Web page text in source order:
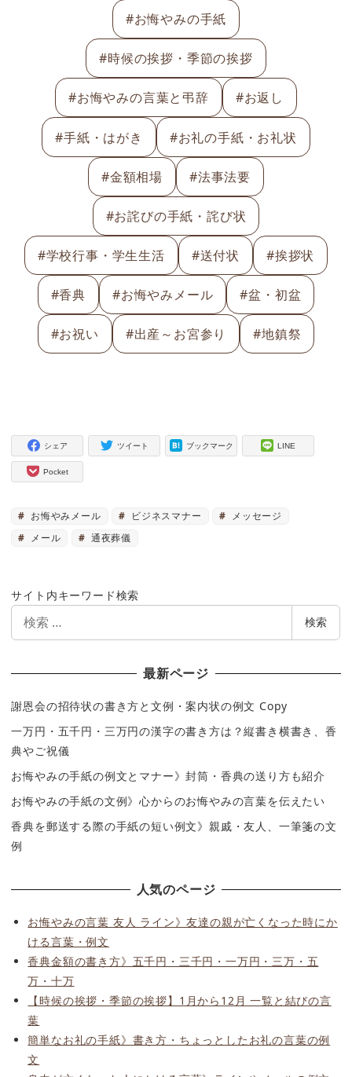
#お悔やみの手紙
#時候の挨拶・季節の挨拶
#お悔やみの言葉と弔辞 #お返し
#手紙・はがき #お礼の手紙・お礼状
#金額相場 #法事法要
#お詫びの手紙・詫び状
#学校行事・学生生活 #送付状 #挨拶状
#香典 #お悔やみメール #盆・初盆
#お祝い #出産～お宮参り #地鎮祭
シェア ツイート ブックマーク LINE
Pocket
お悔やみメール ビジネスマナー
メッセージ
メール
通夜葬儀
サイト内キーワード検索
索
検索
最新ページ
謝恩会の招待状の書き方と文例・案内状の例文 Copy
一万円・五千円・三万円の漢字の書き方は？縦書き横書き、香
典やご祝儀
お悔やみの手紙の例文とマナー》封筒・香典の送り方も紹介
お悔やみの手紙の文例》心からのお悔やみの言葉を伝えたい
香典を郵送する際の手紙の短い例文》親戚・友人、一筆箋の文
例
人気のページ
お悔やみの言葉 友人 ライン》友達の親が亡くなった時にか
ける言葉・例文
香典金額の書き方》五千円・三千円・一万円・三万・五
万・十万
【時候の挨拶・季節の挨拶】1月から12月 一覧と結びの言
葉
簡単なお礼の手紙》書き方・ちょっとしたお礼の言葉の例
文